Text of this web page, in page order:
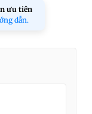
ưu tiên
dẫn.